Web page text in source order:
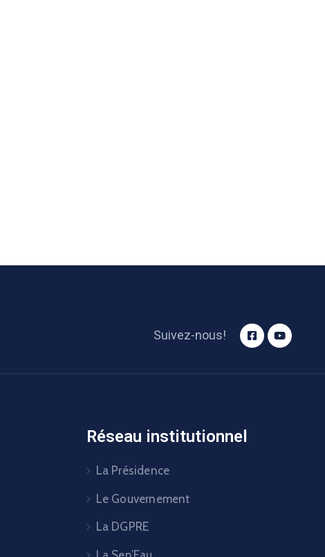
Suivez-nous!
Réseau institutionnel
La Présidence
Le Gouvernement
La DGPRE